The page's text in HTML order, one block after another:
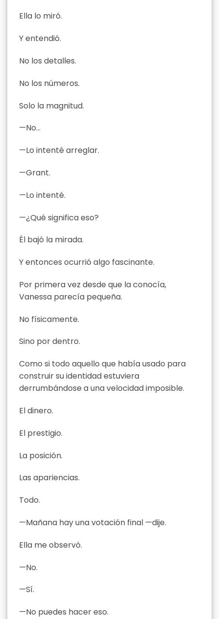
Ella lo miró.
Y entendió.
No los detalles.
No los números.
Solo la magnitud.
—No…
—Lo intenté arreglar.
—Grant.
—Lo intenté.
—¿Qué significa eso?
Él bajó la mirada.
Y entonces ocurrió algo fascinante.
Por primera vez desde que la conocía,
Vanessa parecía pequeña.
No físicamente.
Sino por dentro.
Como si todo aquello que había usado para
construir su identidad estuviera
derrumbándose a una velocidad imposible.
El dinero.
El prestigio.
La posición.
Las apariencias.
Todo.
—Mañana hay una votación final —dije.
Ella me observó.
—No.
—Sí.
—No puedes hacer eso.